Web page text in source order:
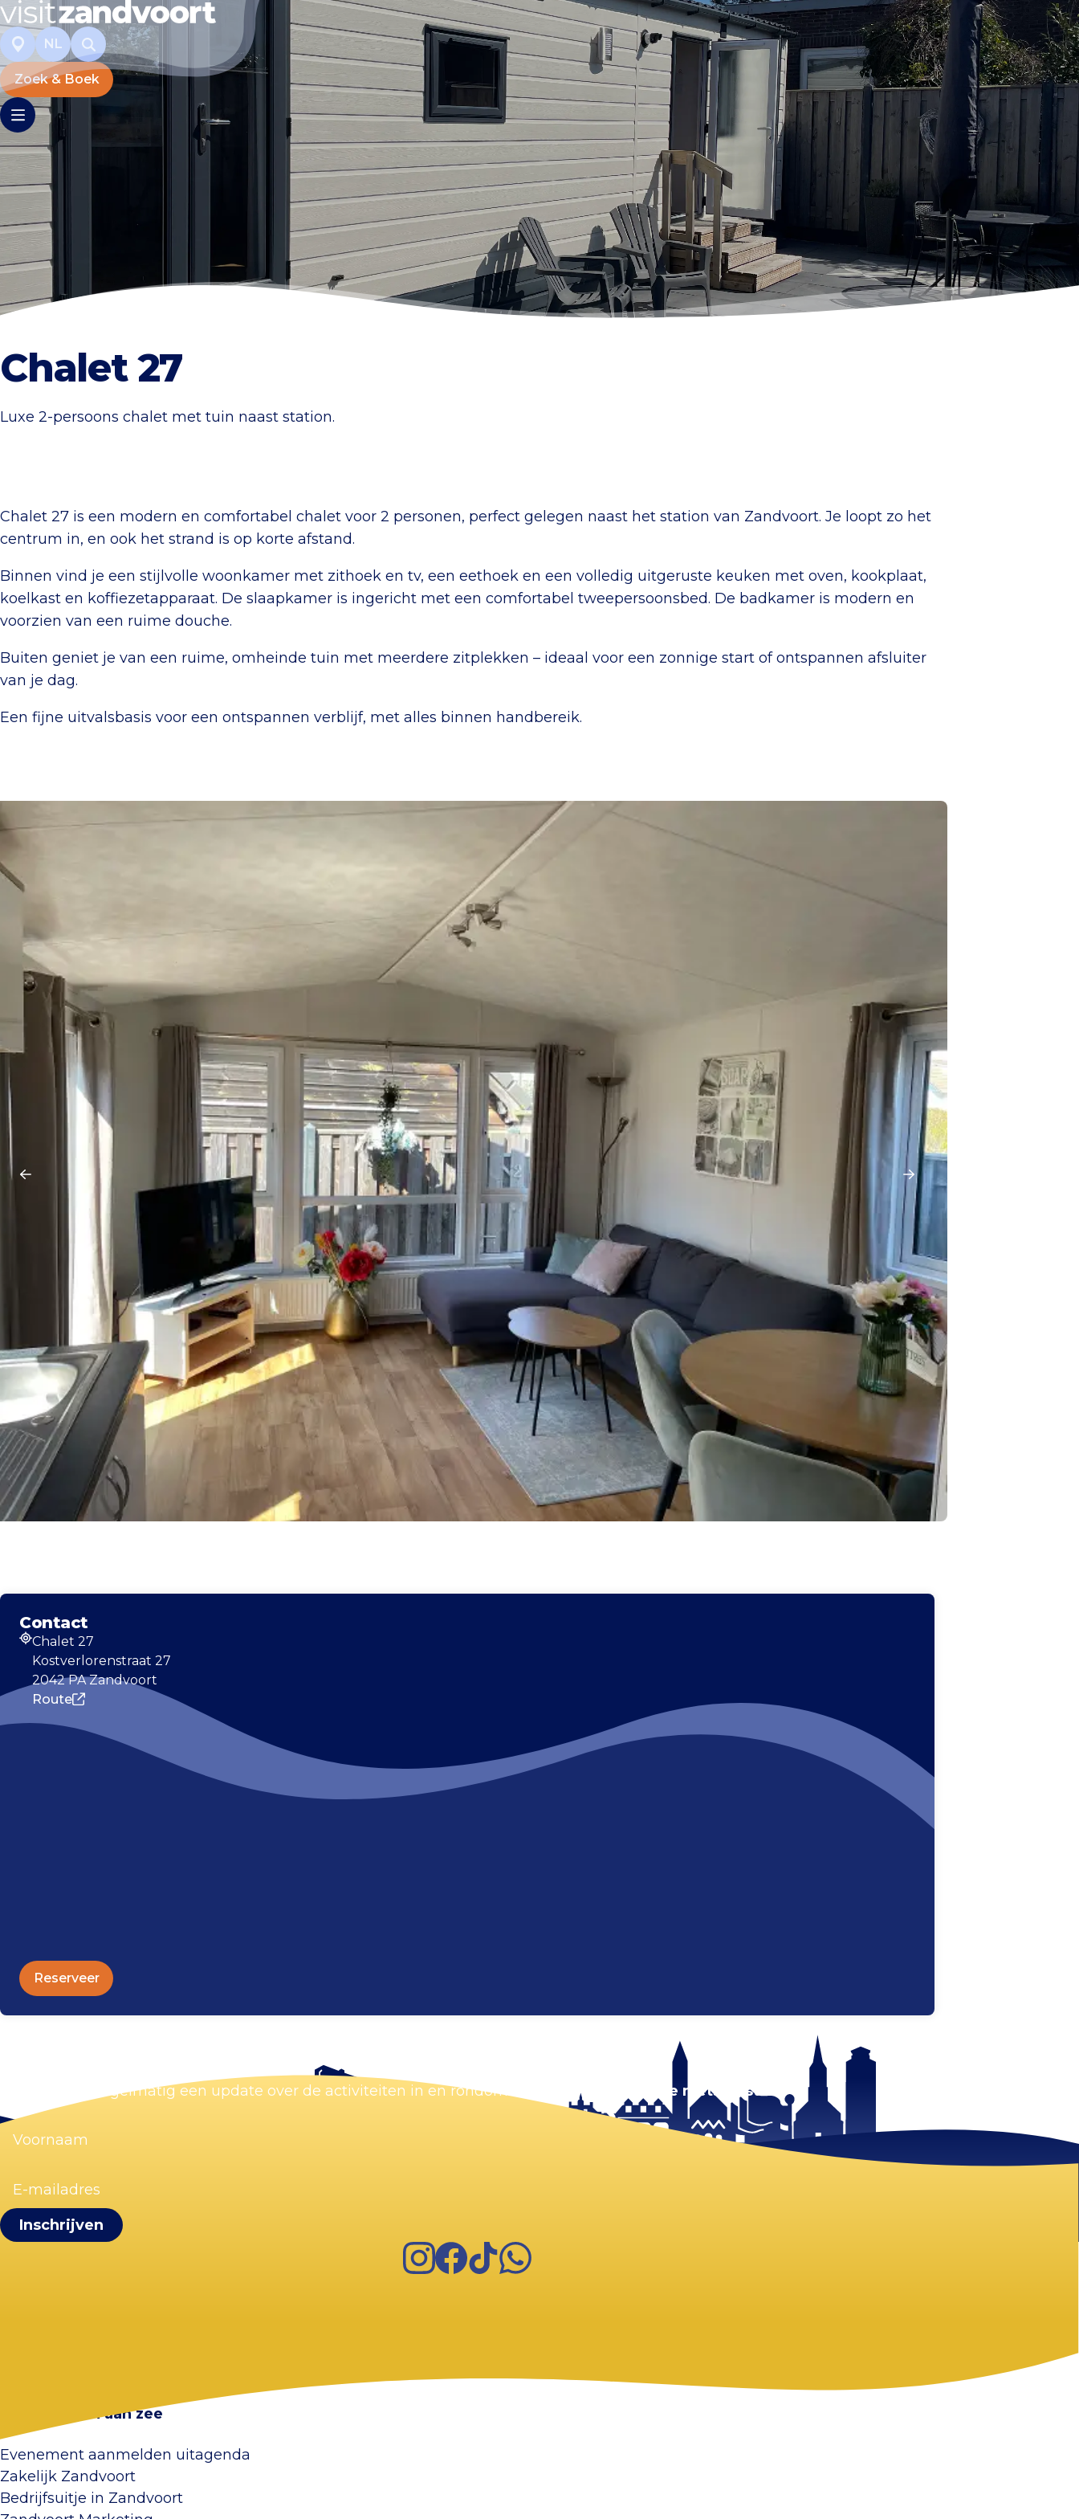
NL
Zoek & Boek
Chalet 27
Luxe 2-persoons chalet met tuin naast station.
Chalet 27 is een modern en comfortabel chalet voor 2 personen, perfect gelegen naast het station van Zandvoort. Je loopt zo het
centrum in, en ook het strand is op korte afstand.
Binnen vind je een stijlvolle woonkamer met zithoek en tv, een eethoek en een volledig uitgeruste keuken met oven, kookplaat,
koelkast en koffiezetapparaat. De slaapkamer is ingericht met een comfortabel tweepersoonsbed. De badkamer is modern en
voorzien van een ruime douche.
Buiten geniet je van een ruime, omheinde tuin met meerdere zitplekken – ideaal voor een zonnige start of ontspannen afsluiter
van je dag.
Een fijne uitvalsbasis voor een ontspannen verblijf, met alles binnen handbereik.
Contact
Adres
Chalet 27
Kostverlorenstraat 27
2042 PA Zandvoort
Route
Reserveer
Wij sturen je regelmatig een update over de activiteiten in en rondom Zandvoort. Zorg dat je niets mist!
Voornaam
(Vereist)
mailadres
InstagramFacebook
TikTokWhatsApp
Overnachten aan zee
Evenement aanmelden uitagenda
Zakelijk Zandvoort
Bedrijfsuitje in Zandvoort